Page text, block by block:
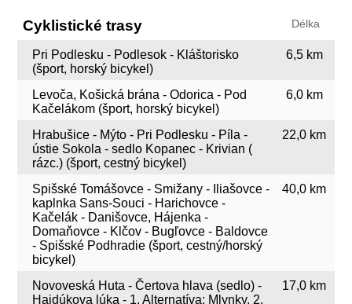
Cyklistické trasy Délka
Pri Podlesku - Podlesok - Kláštorisko
(šport, horský bicykel)
6,5 km
Levoča, Košická brána - Odorica - Pod
Kačelákom (šport, horský bicykel)
6,0 km
Hrabušice - Mýto - Pri Podlesku - Píla -
ústie Sokola - sedlo Kopanec - Krivian (
rázc.) (šport, cestný bicykel)
22,0 km
Spišské Tomášovce - Smižany - Iliašovce -
kaplnka Sans-Souci - Harichovce -
Kačelák - Danišovce, Hájenka -
Domaňovce - Klčov - Bugľovce - Baldovce
- Spišské Podhradie (šport, cestný/horský
bicykel)
40,0 km
Novoveská Huta - Čertova hlava (sedlo) -
Hajdúkova lúka - 1. Alternatíva: Mlynky, 2.
17,0 km